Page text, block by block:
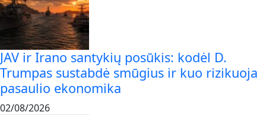
JAV ir Irano santykių posūkis: kodėl D.
Trumpas sustabdė smūgius ir kuo rizikuoja
pasaulio ekonomika
02/08/2026